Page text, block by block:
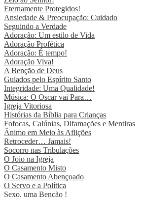
Eternamente Protegidos!
Ansiedade & Preocupação: Cuidado
Seguindo a Verdade
Adoração: Um estilo de Vida
Adoração Profética
Adoração: É tempo!
Adoração Viva!
A Benção de Deus
Guiados pelo Espírito Santo
Integridade: Uma Qualidade!
Música: O Oscar vai Para…
Igreja Vitoriosa
Histórias da Bíblia para Crianças
Fofocas, Calúnias, Difamações e Mentiras
Ânimo em Meio às Aflições
Retroceder… Jamais!
Socorro nas Tribulações
O Joio na Igreja
O Casamento Misto
O Casamento Abençoado
O Servo e a Política
Sexo, uma Benção !